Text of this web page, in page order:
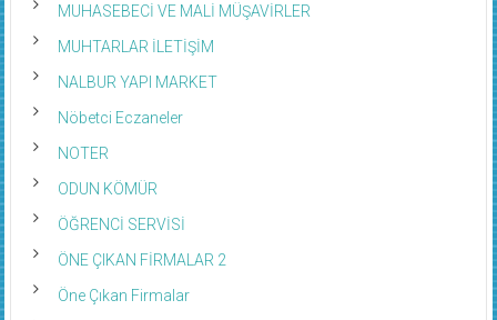
MUHASEBECİ VE MALİ MÜŞAVİRLER
MUHTARLAR İLETİŞİM
NALBUR YAPI MARKET
Nöbetci Eczaneler
NOTER
ODUN KÖMÜR
ÖĞRENCİ SERVİSİ
ÖNE ÇIKAN FİRMALAR 2
Öne Çıkan Firmalar